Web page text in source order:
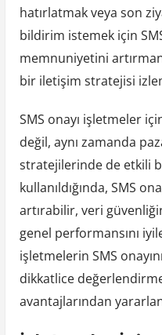
hatırlatmak veya son
bildirim istemek için
memnuniyetini
bir iletişim stratejisi
SMS onayı işletmeler
değil, aynı zamanda
stratejilerinde de etkili
kullanıldığında, SMS
artırabilir, veri
genel performansını
işletmelerin SMS
dikkatlice
avantajlarından